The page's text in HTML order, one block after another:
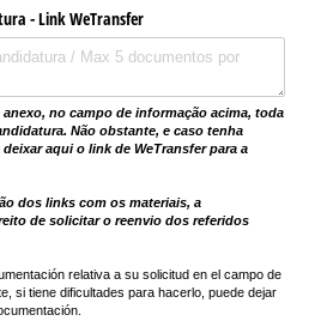
- Link WeTransfer
no campo de informação acima, toda
Não obstante, e caso tenha
aqui o link de WeTransfer para a
dos links com os materiais, a
de solicitar o reenvio dos referidos
relativa a su solicitud en el campo de
si tiene dificultades para hacerlo, puede dejar